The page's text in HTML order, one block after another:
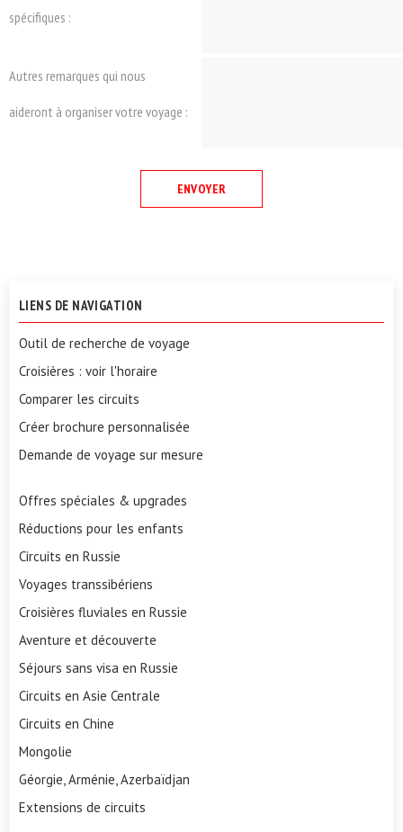
spécifiques :
Autres remarques qui nous
aideront à organiser votre voyage :
LIENS DE NAVIGATION
Outil de recherche de voyage
Croisières : voir l'horaire
Comparer les circuits
Créer brochure personnalisée
Demande de voyage sur mesure
Offres spéciales & upgrades
Réductions pour les enfants
Circuits en Russie
Voyages transsibériens
Croisières fluviales en Russie
Aventure et découverte
Séjours sans visa en Russie
Circuits en Asie Centrale
Circuits en Chine
Mongolie
Géorgie, Arménie, Azerbaïdjan
Extensions de circuits